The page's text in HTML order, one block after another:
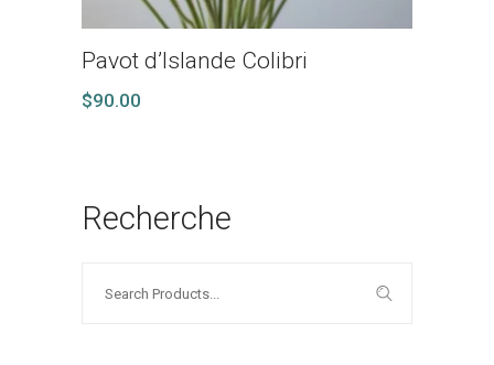
Pavot d’Islande Colibri
$90.00
Recherche